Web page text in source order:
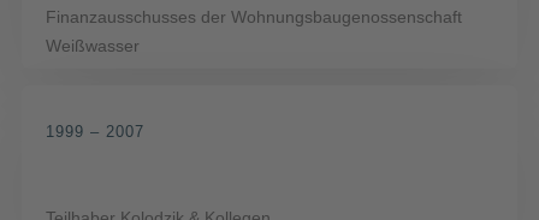
Finanzausschusses der Wohnungsbaugenossenschaft
Weißwasser
1999 – 2007